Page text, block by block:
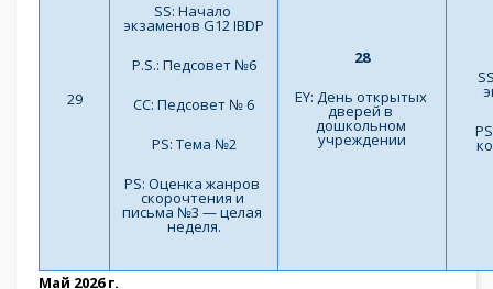
29
SS: Начало
экзаменов G12 IBDP
P.S.: Педсовет №6
СС: Педсовет № 6
PS: Тема №2
PS: Оценка жанров
скорочтения и
письма №3 — целая
неделя.
28
EY: День открытых
дверей в
дошкольном
учреждении
Май 2026 г.